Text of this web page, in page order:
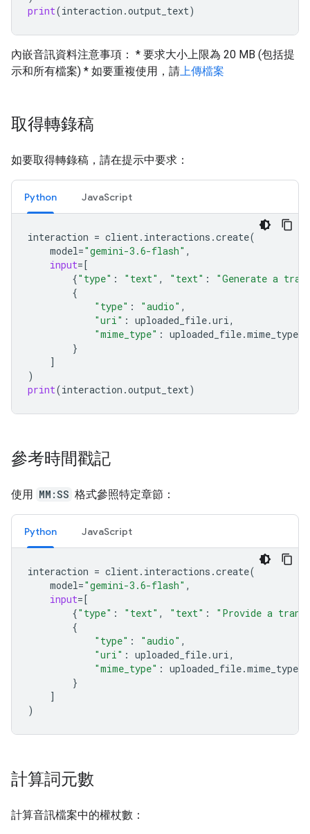
print(interaction .output_text)
內嵌音訊資料注意事項： * 要求大小上限為 20 MB (包括提
示和所有檔案) * 如要重複使用，請 上傳檔案
取得轉錄稿
如要取得轉錄稿，請在提示中要求：
Python JavaScript
interaction = client . interactions .create(
model="gemini-3.6-flash" ,
input=[
{"type" : "text" , "text" :
"Generate a
{
"type" : "audio" ,
"uri" : uploaded_file.uri ,
"mime_type" : uploaded_file.mime_type
}
]
)
print(interaction .output_text)
參考時間戳記
使用 MM:SS 格式參照特定章節：
Python JavaScript
interaction = client . interactions .create(
model="gemini-3.6-flash" ,
input=[
{"type" : "text" , "text" :
"Provide a
{
"type" : "audio" ,
"uri" : uploaded_file.uri ,
"mime_type" : uploaded_file.mime_type
}
]
)
計算詞元數
計算音訊檔案中的權杖數：